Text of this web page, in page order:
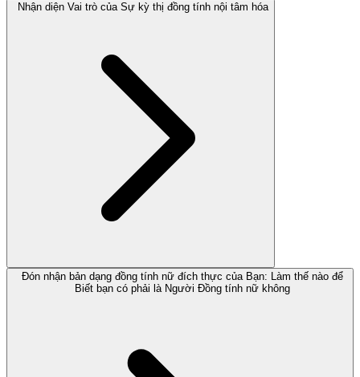
Nhận diện Vai trò của Sự kỳ thị đồng tính nội tâm hóa
Đón nhận bản dạng đồng tính nữ đích thực của Bạn: Làm thế nào để
Biết bạn có phải là Người Đồng tính nữ không